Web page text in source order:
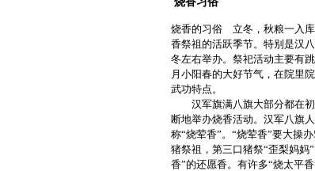
烧香的习俗 立冬，秋粮一入
香祭祖的活跃季节。特别是汉
冬左右举办。祭祀活动主要有
月小阳春的大好节气，在院里
武功特点。
汉军旗满八旗大部分都在初
断地举办烧香活动。汉军八旗
称“烧荤香”。“烧荤香”要大操
猪祭祖，第三口猪祭“歪梨妈妈
香”的还愿香。有许多“烧太平